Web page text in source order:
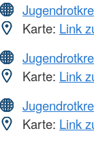
Karte: Link
Karte: Link
Karte: Link